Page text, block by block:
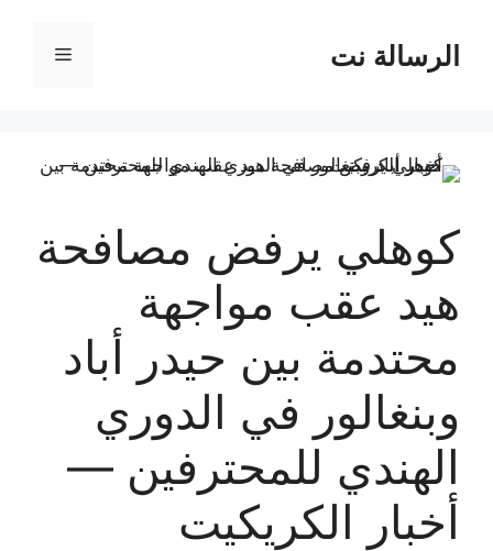
المحتوىالرسالة نت القائمة
كوهلي يرفض مصافحة
هيد عقب مواجهة
محتدمة بين حيدر أباد
وبنغالور في الدوري
الهندي للمحترفين —
أخبار الكريكيت